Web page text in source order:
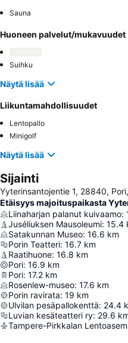
Sauna
Huoneen palvelut/mukavuudet
Suihku
Näytä lisää
Liikuntamahdollisuudet
Lentopallo
Minigolf
Näytä lisää
Sijainti
Yyterinsantojentie 1, 28840,
Etäisyys majoituspaikasta
Liinaharjan palanut kuivaamo:
Juséliuksen Mausoleumi: 15.4
Satakunnan Museo: 16.6 km
Porin Teatteri: 16.7 km
Raatihuone: 16.8 km
Pori: 16.9 km
Pori: 17.2 km
Rosenlew-museo: 17.6 km
Porin ravirata: 19 km
Ulvilan pesäpallokenttä: 24.4
Luvian kesäteatteri ry: 29.6
Tampere-Pirkkalan